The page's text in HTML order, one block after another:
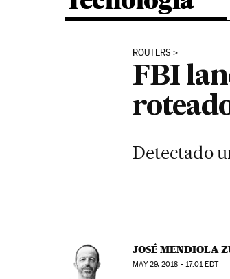
ROUTERS
FBI
Detectado
JOSÉ MENDIOLA
MAY29, 2018 - 17:01EDT